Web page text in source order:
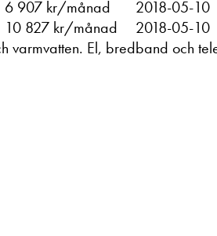
6 907 kr/månad 2018-05-10
10 827 kr/månad 2018-05-10
varmvatten. El, bredband och